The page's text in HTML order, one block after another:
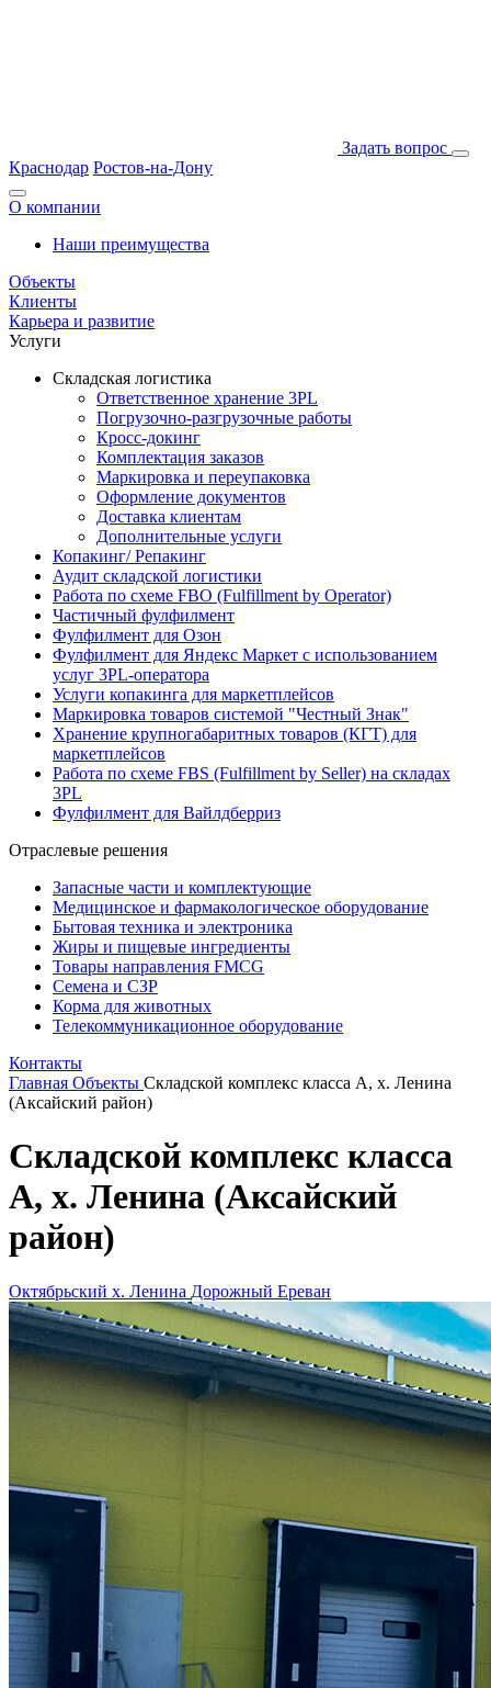
Задать вопрос
Краснодар Ростов-на-Дону
О компании
Наши преимущества
Объекты
Клиенты
Карьера и развитие
Услуги
Складская логистика
Ответственное хранение 3PL
Погрузочно-разгрузочные работы
Кросс-докинг
Комплектация заказов
Маркировка и переупаковка
Оформление документов
Доставка клиентам
Дополнительные услуги
Копакинг/ Репакинг
Аудит складской логистики
Работа по схеме FBO (Fulfillment by Operator)
Частичный фулфилмент
Фулфилмент для Озон
Фулфилмент для Яндекс Маркет с использованием
услуг 3PL-оператора
Услуги копакинга для маркетплейсов
Маркировка товаров системой "Честный Знак"
Хранение крупногабаритных товаров (КГТ) для
маркетплейсов
Работа по схеме FBS (Fulfillment by Seller) на складах
3PL
Фулфилмент для Вайлдберриз
Отраслевые решения
Запасные части и комплектующие
Медицинское и фармакологическое оборудование
Бытовая техника и электроника
Жиры и пищевые ингредиенты
Товары направления FMCG
Семена и СЗР
Корма для животных
Телекоммуникационное оборудование
Контакты
Главная Объекты Складской комплекс класса А, х. Ленина
(Аксайский район)
Складской комплекс класса
А, х. Ленина (Аксайский
район)
Октябрьский х. Ленина Дорожный Ереван